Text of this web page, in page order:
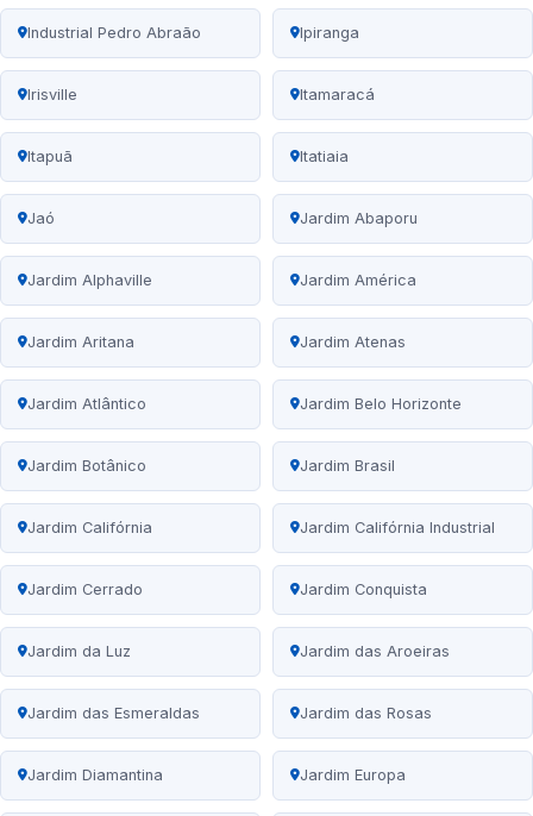
Industrial Pedro Abraão Ipiranga
Irisville Itamaracá
Itapuã Itatiaia
Jaó Jardim Abaporu
Jardim Alphaville Jardim América
Jardim Aritana Jardim Atenas
Jardim Atlântico Jardim Belo Horizonte
Jardim Botânico Jardim Brasil
Jardim Califórnia Jardim Califórnia Industrial
Jardim Cerrado Jardim Conquista
Jardim da Luz Jardim das Aroeiras
Jardim das Esmeraldas Jardim das Rosas
Jardim Diamantina Jardim Europa